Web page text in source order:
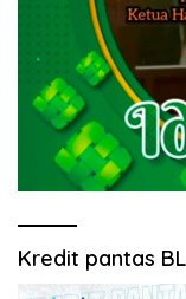
Kredit pantas BL